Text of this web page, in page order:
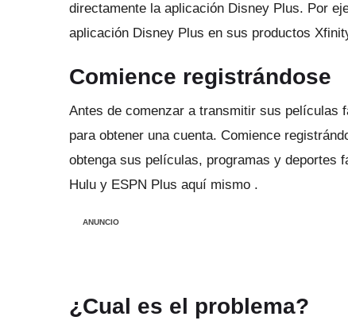
directamente la aplicación Disney Plus. Por
aplicación Disney Plus en sus productos
Comience registrándose
Antes de comenzar a transmitir sus películas
para obtener una cuenta. Comience
obtenga sus películas, programas y deportes
Hulu y ESPN Plus aquí mismo .
ANUNCIO
¿Cual es el problema?